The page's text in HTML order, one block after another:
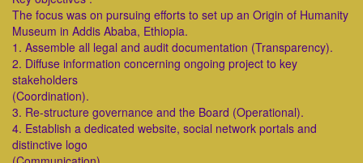
The focus was on pursuing efforts to set up an Origin of Humanity
Museum in Addis Ababa, Ethiopia.
1. Assemble all legal and audit documentation (Transparency).
2. Diffuse information concerning ongoing project to key
stakeholders
(Coordination).
3. Re-structure governance and the Board (Operational).
4. Establish a dedicated website, social network portals and
distinctive logo